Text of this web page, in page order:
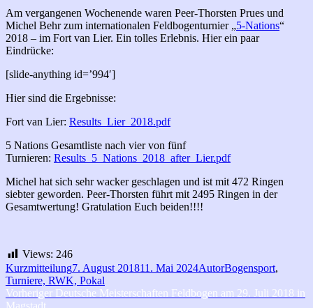
Am vergangenen Wochenende waren Peer-Thorsten Prues und
Michel Behr zum internationalen Feldbogenturnier „5-Nations“
2018 – im Fort van Lier. Ein tolles Erlebnis. Hier ein paar
Eindrücke:
[slide-anything id=’994′]
Hier sind die Ergebnisse:
Fort van Lier: Results_Lier_2018.pdf
5 Nations Gesamtliste nach vier von fünf
Turnieren: Results_5_Nations_2018_after_Lier.pdf
Michel hat sich sehr wacker geschlagen und ist mit 472 Ringen
siebter geworden. Peer-Thorsten führt mit 2495 Ringen in der
Gesamtwertung! Gratulation Euch beiden!!!!
Views: 246
Format
KurzmitteilungVeröffentlicht
am
7. August 201811. Mai 2024Autor
AutorKategorien
Bogensport,
Turniere, RWK, Pokal
Beitragsnavigation
Vorheriger Vorheriger
Deutsche Meisterschaften Feldbogen am 29. Juli 2018 in